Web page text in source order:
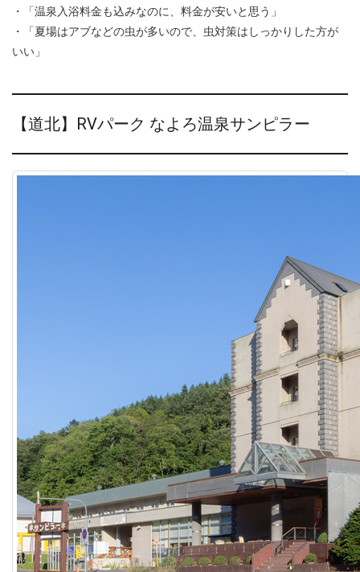
・「温泉入浴料金も込みなのに、料金が安いと思う」
・「夏場はアブなどの虫が多いので、虫対策はしっかりした方が
いい」
【道北】RVパーク なよろ温泉サンピラー